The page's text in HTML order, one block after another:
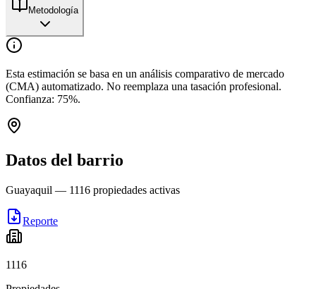
Metodología
Esta estimación se basa en un análisis comparativo de mercado
(CMA) automatizado. No reemplaza una tasación profesional.
Confianza: 75%.
Datos del barrio
Guayaquil — 1116 propiedades activas
Reporte
1116